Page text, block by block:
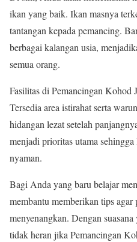
ikan yang baik. Ikan masnya
tantangan kepada pemancing.
berbagai kalangan usia,
semua orang.
Fasilitas di Pemancingan Kohod
Tersedia area istirahat serta
hidangan lezat setelah
menjadi prioritas utama
nyaman.
Bagi Anda yang baru belajar
membantu memberikan tips
menyenangkan. Dengan
tidak heran jika Pemancingan